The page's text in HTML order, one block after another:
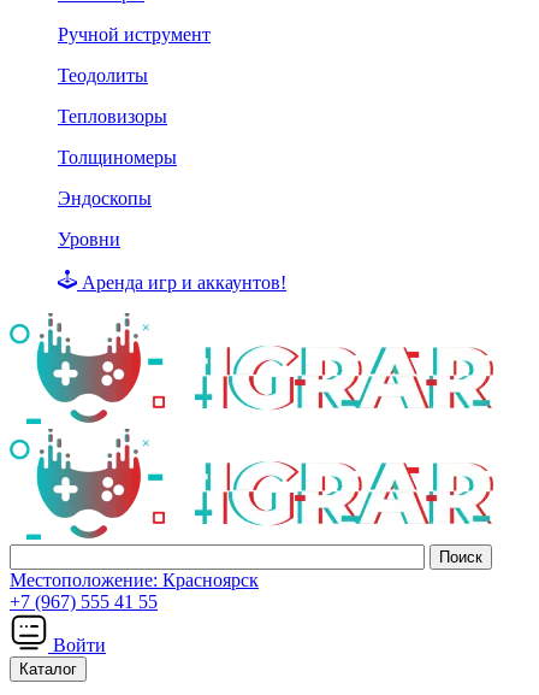
Ручной иструмент
Теодолиты
Тепловизоры
Толщиномеры
Эндоскопы
Уровни
Аренда игр и аккаунтов!
Местоположение: Красноярск
+7 (967) 555 41 55
Войти
Каталог